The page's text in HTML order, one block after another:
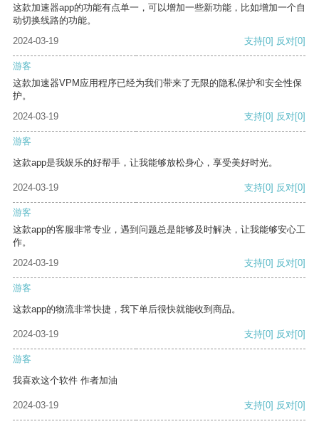
这款加速器app的功能有点单一，可以增加一些新功能，比如增加一个自
动切换线路的功能。
2024-03-19
支持[0] 反对[0]
游客
这款加速器VPM应用程序已经为我们带来了无限的隐私保护和安全性保
护。
2024-03-19
支持[0] 反对[0]
游客
这款app是我娱乐的好帮手，让我能够放松身心，享受美好时光。
2024-03-19 支持[0] 反对[0]
游客
这款app的客服非常专业，遇到问题总是能够及时解决，让我能够安心工
作。
2024-03-19
支持[0] 反对[0]
游客
这款app的物流非常快捷，我下单后很快就能收到商品。
2024-03-19 支持[0] 反对[0]
游客
我喜欢这个软件 作者加油
2024-03-19 支持[0] 反对[0]